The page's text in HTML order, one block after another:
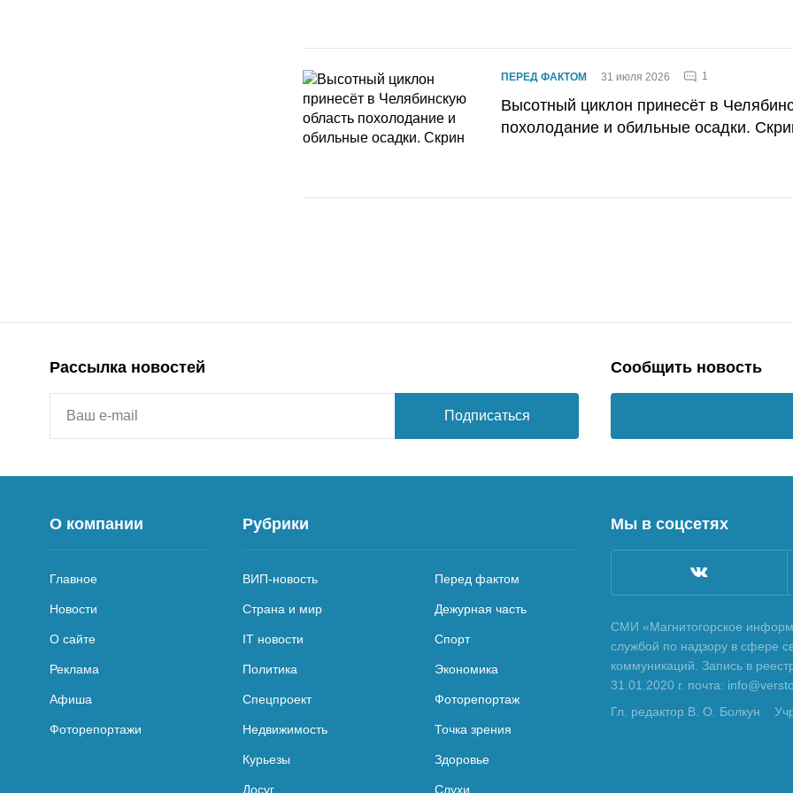
ПЕРЕД ФАКТОМ 31 июля 2026 1
Высотный циклон принесёт в
похолодание и обильные осадки.
Рассылка новостей
Подписаться
Сообщить новость
О компании
Главное
Новости
О сайте
Реклама
Афиша
Фоторепортажи
Рубрики
ВИП-новость Перед фактом
Страна и мир Дежурная часть
IT новости Спорт
Политика Экономика
Спецпроект Фоторепортаж
Недвижимость Точка зрения
Курьезы Здоровье
Досуг Слухи
Мы в соцсетях
СМИ «Магнитогорское
службой по надзору в сфере
коммуникаций. Запись в
31.01.2020 г. почта:
Гл. редактор В. О. Болкун